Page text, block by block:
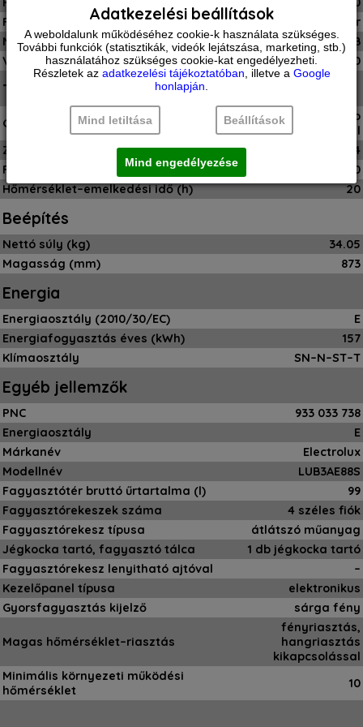
Fagyasztó szín/design
fehér
Nagyon csendes
csak 34 dB
Visszamelegedési idő (h)
20
Teljesítmény
Gyorsfagyasztás
igen, auto
visszaállítással
Zajszint (dBA)
34
Fagyasztási kapacitás (kg/24h)
10
Hőmérséklet–emelkedési idő (h)
20
Beépítés
Nettó súly (kg)
34.05
Magasság (mm)
873
Energia
Energiaosztály (2010/30/EC)
E
Energiafogyasztás éves (kWh)
157
Klímaosztály
SN–N–ST–T
Egyéb jellemzők
PNC
933 033 738
Energiaosztály
E
Márkanév
Electrolux
Modellnév
LUB3AE88S
Fagyasztótér bruttó űrtartalma (l)
99
Fagyasztórekeszek száma
4 széles fiók
Fagyasztórekesz típusa
átlátszó műanyag
Jégkocka tartó, fagyasztó tálca
1 db jégkocka tartó
Fagyasztórekesz lenyitható ajtóval
–
Kezelőpanel típusa
elektronikus
Gyorsfagyasztás kijelző
sárga fény
Magas hőmérséklet–riasztás
fényriasztás,
hangriasztás
kikapcsolással
Minimális környezeti működési
hőmérséklet
10
Adatkezelési beállítások
A weboldalunk működéséhez cookie-k használata szükséges.
További funkciók (statisztikák, videók lejátszása, marketing, stb.)
használatához szükséges cookie-kat engedélyezheti.
Részletek az adatkezelési tájékoztatóban , illetve a Google
honlapján
Mind letiltása Beállítások
Mind engedélyezése